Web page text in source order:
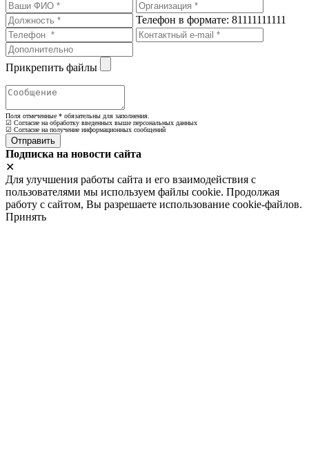
Телефон в формате: 81111111111
Прикрепить файлы
Поля отмеченные * обязательны для заполнения.
☑ Согласие на обработку введенных выше персональных данных
☑ Согласие на получение информационных сообщений
Подписка на новости сайта
✕
Для улучшения работы сайта и его взаимодействия с
пользователями мы используем файлы cookie. Продолжая
работу с сайтом, Вы разрешаете использование cookie-файлов.
Принять